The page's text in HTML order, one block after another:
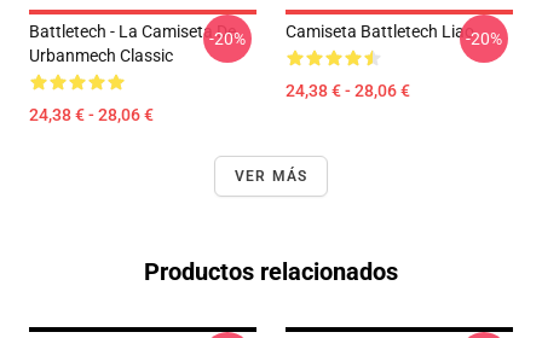
Battletech - La Camiseta De
Urbanmech Classic
24,38 € - 28,06 €
-20% Camiseta Battletech Liao
24,38 € - 28,06 €
-20%
VER MÁS
Productos relacionados